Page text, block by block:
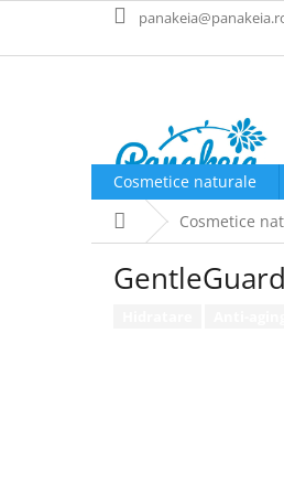
conținut
Cosmetice naturale
Acasă Cosmetice